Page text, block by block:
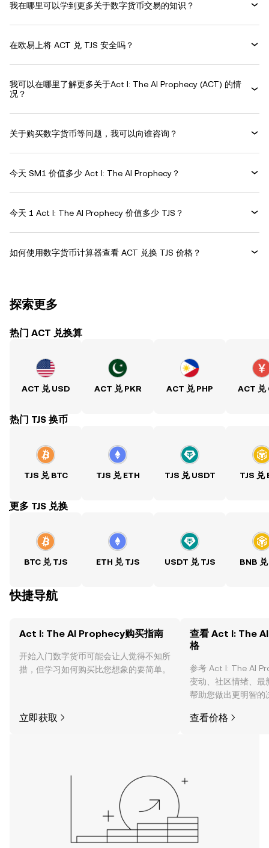
我在哪里可以学到更多关于数字货币交易的知识？
在欧易上将 ACT 兑 TJS 安全吗？
我可以在哪里了解更多关于Act I: The AI Prophecy (ACT) 的情
况？
关于购买数字货币等问题，我可以向谁咨询？
今天 SM1 价值多少 Act I: The AI Prophecy？
今天 1 Act I: The AI Prophecy 价值多少 TJS？
如何使用数字货币计算器查看 ACT 兑换 TJS 价格？
探索更多
热门 ACT 兑换算
ACT 兑 USD ACT 兑 PKR ACT 兑 PHP ACT 兑
热门 TJS 换币
TJS 兑 BTC TJS 兑 ETH TJS 兑 USDT TJS 兑
ִִִִִִִִִִִִִִִִִִִִִִִִִִִִִִִִִִִִִִִִִִִִִִִִ更多 TJS 兑换
BTC 兑 TJS ETH 兑 TJS USDT 兑 TJS BNB
快捷导航
Act I: The AI Prophecy购买指南
开始入门数字货币可能会让人觉得不知所
措，但学习如何购买比您想象的要简单。
立即获取
查看 Act I: The
格
参考 Act I: The AI
变动、社区情绪、最
帮助您做出更明智的
查看价格